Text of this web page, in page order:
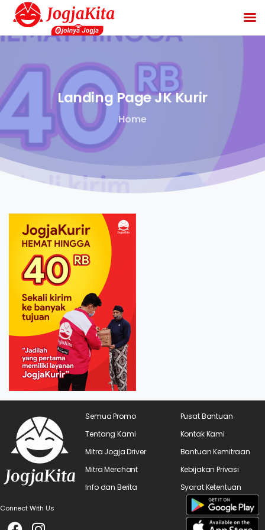
Landing PageJKKurir
Home
Connect With Us
Semua Promo
Tentang Kami
Mitra Jogja Driver
Mitra Merchant
Info dan Berita
Pusat Bantuan
Kontak Kami
Bantuan Kemitraan
Kebijakan Privasi
Syarat Ketentuan